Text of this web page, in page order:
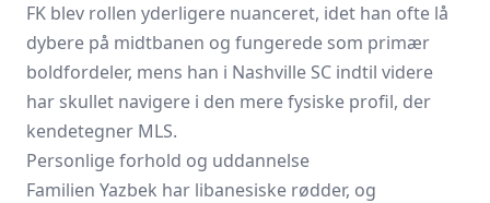
FK blev rollen yderligere nuanceret, idet han ofte lå
dybere på midtbanen og fungerede som primær
boldfordeler, mens han i Nashville SC indtil videre
har skullet navigere i den mere fysiske profil, der
kendetegner MLS.
Personlige forhold og uddannelse
Familien Yazbek har libanesiske rødder, og